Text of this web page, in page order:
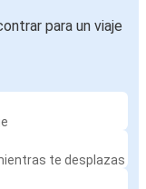
para un viaje
te desplazas